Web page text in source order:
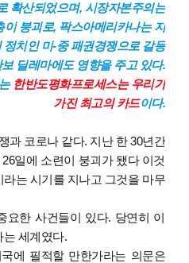
확산되었으며, 시장자본주의는
붕괴로, 팍스아메리카나는 지
치인 미-중 패권경쟁으로 갈등
딜레마에도 영향을 주고 있다.
한반도평화프로세스는 우리가
가진 최고의 카드이다.
과 코로나 같다. 지난 한 30년간
일에 소련이 붕괴가 됐다 이것
는 시기를 지나고 그것을 마무
요한 사건들이 있다. 당연히 이
세계였다.
에 필적할 만한가라는 의문은